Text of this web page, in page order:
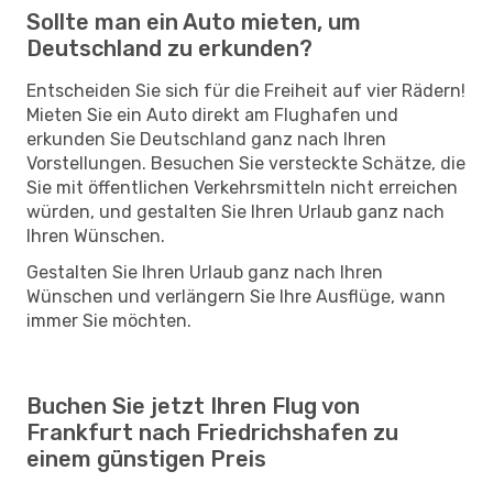
Sollte man ein Auto mieten, um
Deutschland zu erkunden?
Entscheiden Sie sich für die Freiheit auf vier Rädern!
Mieten Sie ein Auto direkt am Flughafen und
erkunden Sie Deutschland ganz nach Ihren
Vorstellungen. Besuchen Sie versteckte Schätze, die
Sie mit öffentlichen Verkehrsmitteln nicht erreichen
würden, und gestalten Sie Ihren Urlaub ganz nach
Ihren Wünschen.
Gestalten Sie Ihren Urlaub ganz nach Ihren
Wünschen und verlängern Sie Ihre Ausflüge, wann
immer Sie möchten.
Buchen Sie jetzt Ihren Flug von
Frankfurt nach Friedrichshafen zu
einem günstigen Preis